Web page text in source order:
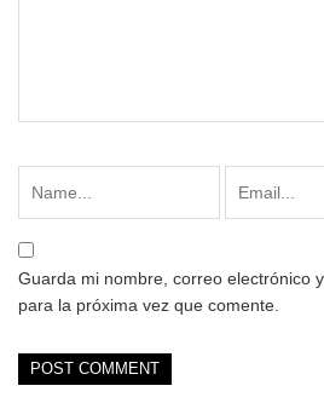
Guarda mi nombre, correo electrónico
para la próxima vez que comente.